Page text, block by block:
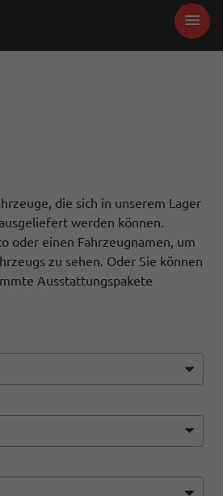
die sich in unserem Lager
werden können.
oder einen Fahrzeugnamen, um
zu sehen. Oder Sie können
Ausstattungspakete